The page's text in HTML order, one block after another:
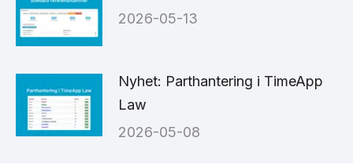
2026-05-13
Nyhet: Parthantering i TimeApp
Law
2026-05-08